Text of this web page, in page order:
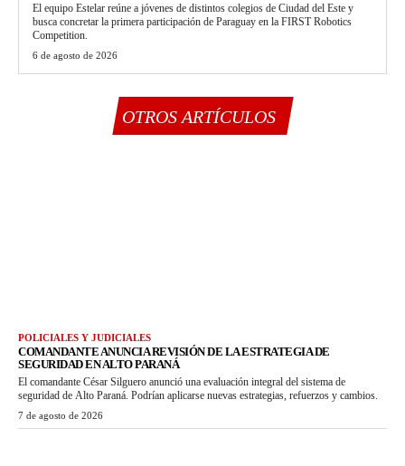
El equipo Estelar reúne a jóvenes de distintos colegios de Ciudad del Este y
busca concretar la primera participación de Paraguay en la FIRST Robotics
Competition.
6 de agosto de 2026
OTROS ARTÍCULOS
POLICIALES Y JUDICIALES
COMANDANTE ANUNCIA REVISIÓN DE LA ESTRATEGIA DE
SEGURIDAD EN ALTO PARANÁ
El comandante César Silguero anunció una evaluación integral del sistema de
seguridad de Alto Paraná. Podrían aplicarse nuevas estrategias, refuerzos y cambios.
7 de agosto de 2026